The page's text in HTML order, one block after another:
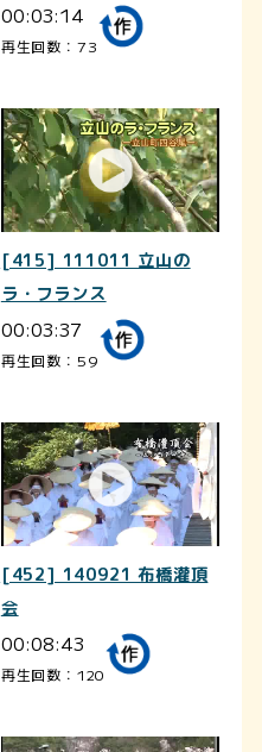
00:03:14
再生回数：73
[415] 111011 立山の
ラ・フランス
00:03:37
再生回数：59
[452] 140921 布橋灌頂
会
00:08:43
再生回数：120